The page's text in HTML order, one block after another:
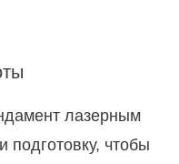
лазерным
подготовку, чтобы